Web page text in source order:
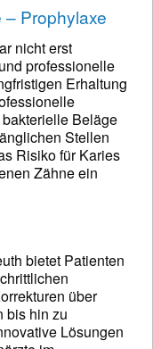
Prophylaxe
nicht erst
professionelle
Erhaltung
Beläge
Stellen
Risiko für Karies
Zähne ein
bietet Patienten
über
bis hin zu
Lösungen